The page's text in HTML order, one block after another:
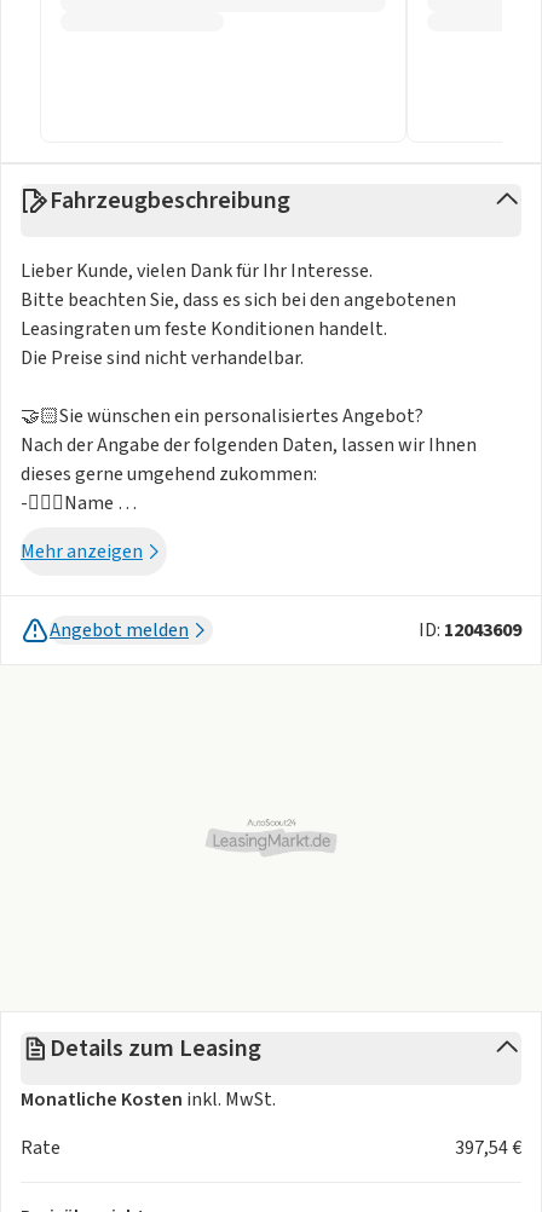
Fahrzeugbeschreibung
Lieber Kunde, vielen Dank für Ihr Interesse.
Bitte beachten Sie, dass es sich bei den angebotenen
Leasingraten um feste Konditionen handelt.
Die Preise sind nicht verhandelbar.
🤝🏻Sie wünschen ein personalisiertes Angebot?
Nach der Angabe der folgenden Daten, lassen wir Ihnen
dieses gerne umgehend zukommen:
-🙋🏻‍♀️Name
-☎️Telefonnummer
Sonderauusstattung:
Aktiver Abstands-Assistent DISTRONIC
Digitales Extra: Smartphone Integration
Mehr anzeigen
Angebot melden ID: 12043609
Details zum Leasing
Monatliche Kosten inkl. MwSt.
Rate
397,54 €